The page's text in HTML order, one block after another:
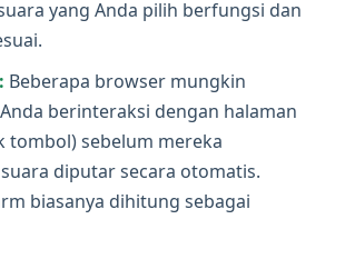
yang Anda pilih berfungsi dan
Beberapa browser mungkin
berinteraksi dengan halaman
tombol) sebelum mereka
diputar secara otomatis.
biasanya dihitung sebagai